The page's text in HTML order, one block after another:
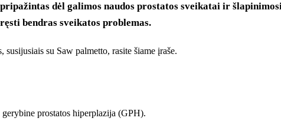
dėl galimos naudos prostatos sveikatai ir
bendras sveikatos problemas.
su Saw palmetto, rasite šiame įraše.
prostatos hiperplazija (GPH).